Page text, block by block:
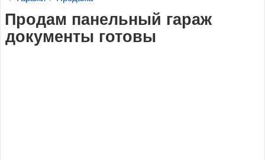
Продам панельный гараж
документы готовы